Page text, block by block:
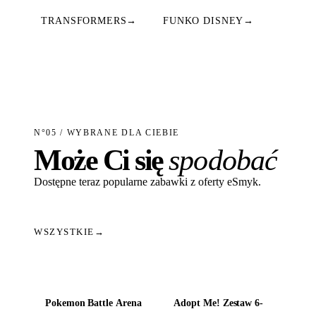
TRANSFORMERS → FUNKO DISNEY →
N°05 / WYBRANE DLA CIEBIE
Może Ci sięspodobać
Dostępne teraz popularne zabawki z oferty eSmyk.
WSZYSTKIE →
Pokemon Battle Arena
Adopt Me! Zestaw 6-